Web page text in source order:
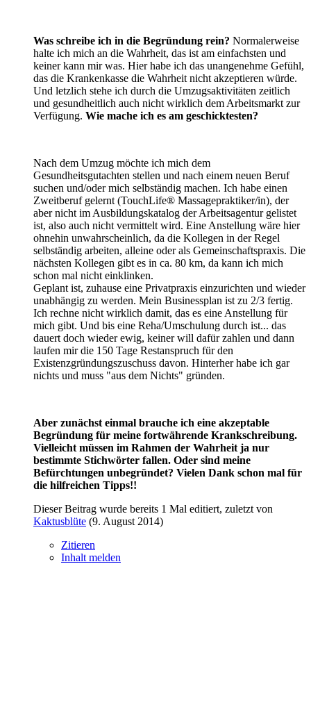
Was schreibe ich in die Begründung rein? Normalerweise
halte ich mich an die Wahrheit, das ist am einfachsten und
keiner kann mir was. Hier habe ich das unangenehme Gefühl,
das die Krankenkasse die Wahrheit nicht akzeptieren würde.
Und letzlich stehe ich durch die Umzugsaktivitäten zeitlich
und gesundheitlich auch nicht wirklich dem Arbeitsmarkt zur
Verfügung. Wie mache ich es am geschicktesten?
Nach dem Umzug möchte ich mich dem
Gesundheitsgutachten stellen und nach einem neuen Beruf
suchen und/oder mich selbständig machen. Ich habe einen
Zweitberuf gelernt (TouchLife® Massagepraktiker/in), der
aber nicht im Ausbildungskatalog der Arbeitsagentur gelistet
ist, also auch nicht vermittelt wird. Eine Anstellung wäre hier
ohnehin unwahrscheinlich, da die Kollegen in der Regel
selbständig arbeiten, alleine oder als Gemeinschaftspraxis. Die
nächsten Kollegen gibt es in ca. 80 km, da kann ich mich
schon mal nicht einklinken.
Geplant ist, zuhause eine Privatpraxis einzurichten und wieder
unabhängig zu werden. Mein Businessplan ist zu 2/3 fertig.
Ich rechne nicht wirklich damit, das es eine Anstellung für
mich gibt. Und bis eine Reha/Umschulung durch ist... das
dauert doch wieder ewig, keiner will dafür zahlen und dann
laufen mir die 150 Tage Restanspruch für den
Existenzgründungszuschuss davon. Hinterher habe ich gar
nichts und muss "aus dem Nichts" gründen.
Aber zunächst einmal brauche ich eine akzeptable
Begründung für meine fortwährende Krankschreibung.
Vielleicht müssen im Rahmen der Wahrheit ja nur
bestimmte Stichwörter fallen. Oder sind meine
Befürchtungen unbegründet? Vielen Dank schon mal für
die hilfreichen Tipps!!
Dieser Beitrag wurde bereits 1 Mal editiert, zuletzt von
Kaktusblüte (9. August 2014)
Zitieren
Inhalt melden